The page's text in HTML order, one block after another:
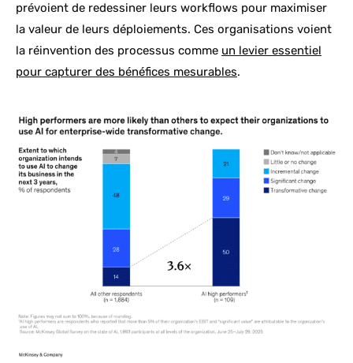
prévoient de redessiner leurs workflows pour maximiser
la valeur de leurs déploiements. Ces organisations voient
la réinvention des processus comme un levier essentiel
pour capturer des bénéfices mesurables.